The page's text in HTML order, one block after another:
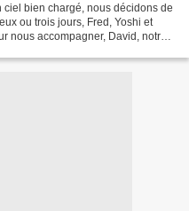
bien chargé, nous décidons de
ou trois jours, Fred, Yoshi et
nous accompagner, David, notre